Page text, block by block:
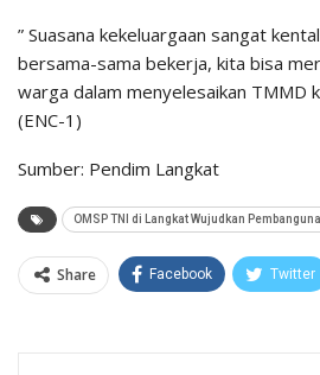
” Suasana kekeluargaan sangat
bersama-sama bekerja, kita bisa
warga dalam menyelesaikan TMMD
(ENC-1)
Sumber: Pendim Langkat
OMSP TNI di Langkat Wujudkan
Share Facebook Twitter